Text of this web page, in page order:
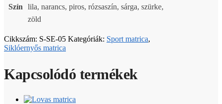
Szín
lila, narancs, piros, rózsaszín, sárga, szürke,
zöld
Cikkszám: S-SE-05 Kategóriák: Sport matrica,
Siklóernyős matrica
Kapcsolódó termékek